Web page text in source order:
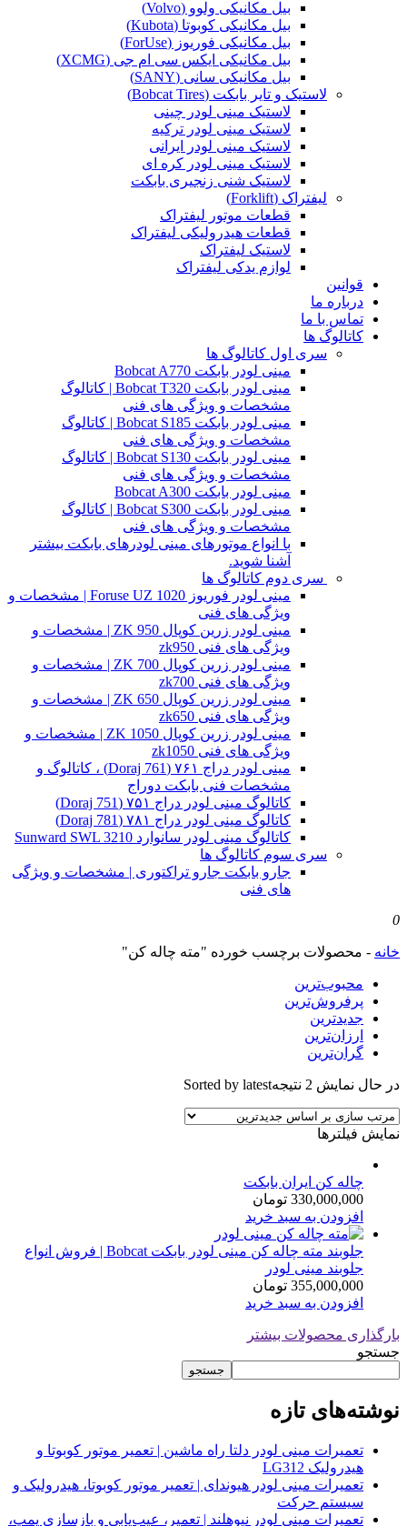
بیل مکانیکی ولوو (Volvo)
بیل مکانیکی کوبوتا (Kubota)
بیل مکانیکی فوریوز (ForUse)
بیل مکانیکی ایکس سی ام جی (XCMG)
بیل مکانیکی سانی (SANY)
لاستیک و تایر بابکت (Bobcat Tires)
لاستیک مینی لودر چینی
لاستیک مینی لودر ترکیه
لاستیک مینی لودر ایرانی
لاستیک مینی لودر کره ای
لاستیک شنی زنجیری بابکت
لیفتراک (Forklift)
قطعات موتور لیفتراک
قطعات هیدرولیکی لیفتراک
لاستیک لیفتراک
لوازم یدکی لیفتراک
قوانین
درباره ما
تماس با ما
کاتالوگ ها
سری اول کاتالوگ ها
مینی لودر بابکت Bobcat A770
مینی لودر بابکت Bobcat T320 | کاتالوگ
مشخصات و ویژگی های فنی
مینی لودر بابکت Bobcat S185 | کاتالوگ
مشخصات و ویژگی های فنی
مینی لودر بابکت Bobcat S130 | کاتالوگ
مشخصات و ویژگی های فنی
مینی لودر بابکت Bobcat A300
مینی لودر بابکت Bobcat S300 | کاتالوگ
مشخصات و ویژگی های فنی
با انواع موتورهای مینی لودرهای بابکت بیشتر
آشنا شوید.
سری دوم کاتالوگ ها
مینی لودر فوریوز Foruse UZ 1020 | مشخصات و
ویژگی های فنی
مینی لودر زرین کوپال ZK 950 | مشخصات و
ویژگی های فنی zk950
مینی لودر زرین کوپال ZK 700 | مشخصات و
ویژگی های فنی zk700
مینی لودر زرین کوپال ZK 650 | مشخصات و
ویژگی های فنی zk650
مینی لودر زرین کوپال ZK 1050 | مشخصات و
ویژگی های فنی zk1050
مینی لودر دراج ۷۶۱ (Doraj 761) ، کاتالوگ و
مشخصات فنی بابکت دوراج
کاتالوگ مینی لودر دراج ۷۵۱ (Doraj 751)
کاتالوگ مینی لودر دراج ۷۸۱ (Doraj 781)
کاتالوگ مینی لودر سانوارد Sunward SWL 3210
سری سوم کاتالوگ ها
جارو بابکت جارو تراکتوری | مشخصات و ویژگی
های فنی
0
خانه - محصولات برچسب خورده "مته چاله کن"
محبوب‌ترین
پرفروش‌ترین
جدیدترین
ارزان‌ترین
گران‌ترین
در حال نمایش 2 نتیجه Sorted by latest
نمایش فیلترها
چاله کن ایران بابکت
330,000,000 تومان
افزودن به سبد خرید
جلوبند مته چاله کن مینی لودر بابکت Bobcat | فروش انواع
جلوبند مینی لودر
355,000,000 تومان
افزودن به سبد خرید
بارگذاری محصولات بیشتر
جستجو
جستجو
نوشته‌های تازه
تعمیرات مینی لودر دلتا راه ماشین | تعمیر موتور کوبوتا و
هیدرولیک LG312
تعمیرات مینی لودر هیوندای | تعمیر موتور کوبوتا، هیدرولیک و
سیستم حرکت
تعمیرات مینی لودر نیوهلند | تعمیر، عیب‌یابی و بازسازی پمپ،